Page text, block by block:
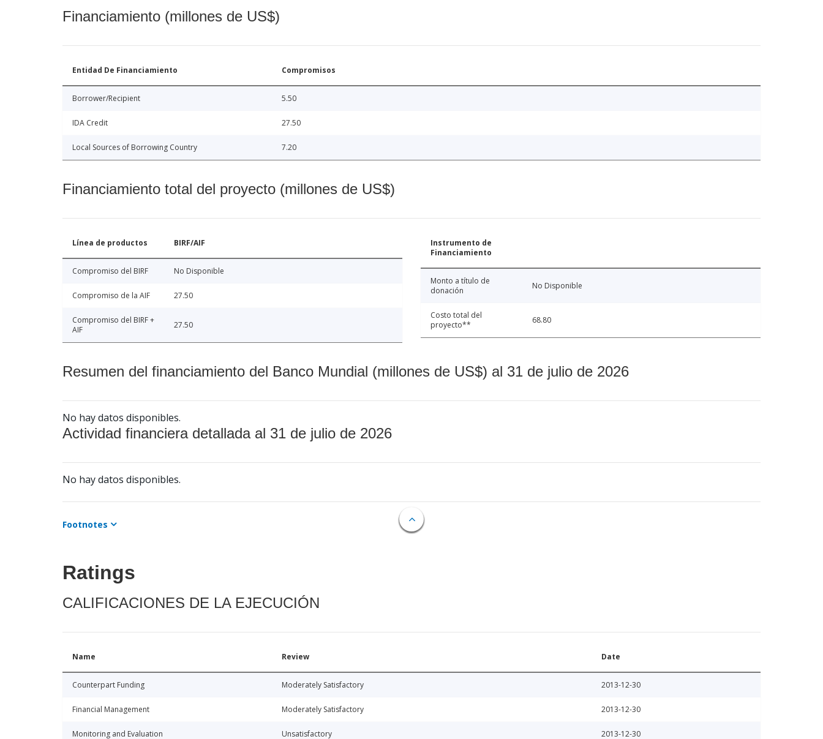
Financiamiento (millones de US$)
Entidad De Financiamiento Compromisos
Borrower/Recipient 5.50
IDA Credit 27.50
Local Sources of Borrowing Country 7.20
Financiamiento total del proyecto (millones de US$)
Línea de productos BIRF/AIF
Compromiso del BIRF No Disponible
Compromiso de la AIF 27.50
Compromiso del BIRF +
AIF
27.50
Instrumento de
Financiamiento
Monto a título de
donación
No Disponible
Costo total del
proyecto**
68.80
Resumen del financiamiento del Banco Mundial (millones de US$) al 31 de julio de 2026
No hay datos disponibles.
Actividad financiera detallada al 31 de julio de 2026
No hay datos disponibles.
Footnotes
Ratings
CALIFICACIONES DE LA EJECUCIÓN
Name Review Date
Counterpart Funding Moderately Satisfactory 2013-12-30
Financial Management Moderately Satisfactory 2013-12-30
Monitoring and Evaluation Unsatisfactory 2013-12-30